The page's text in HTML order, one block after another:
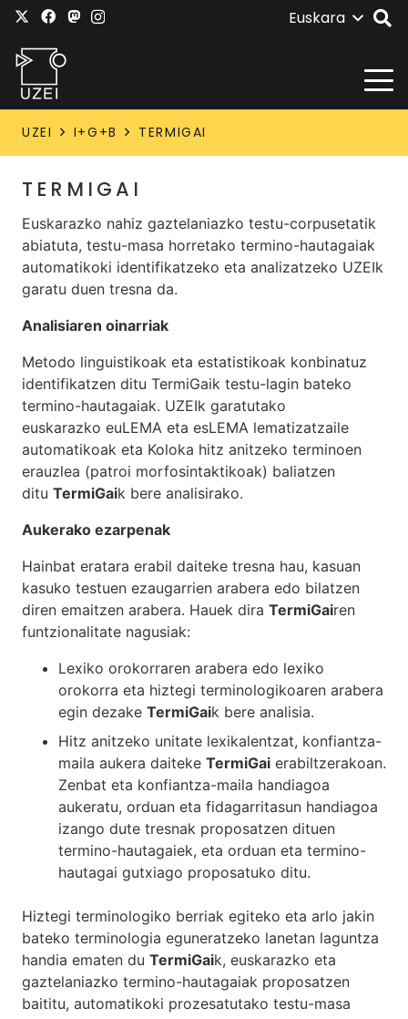
Euskara
UZEI I+G+B TERMIGAI
TERMIGAI
Euskarazko nahiz gaztelaniazko testu-corpusetatik
abiatuta, testu-masa horretako termino-hautagaiak
automatikoki identifikatzeko eta analizatzeko UZEIk
garatu duen tresna da.
Analisiaren oinarriak
Metodo linguistikoak eta estatistikoak konbinatuz
identifikatzen ditu TermiGaik testu-lagin bateko
termino-hautagaiak. UZEIk garatutako
euskarazko euLEMA eta esLEMA lematizatzaile
automatikoak eta Koloka hitz anitzeko terminoen
erauzlea (patroi morfosintaktikoak) baliatzen
ditu TermiGaik bere analisirako.
Aukerako ezarpenak
Hainbat eratara erabil daiteke tresna hau, kasuan
kasuko testuen ezaugarrien arabera edo bilatzen
diren emaitzen arabera. Hauek dira TermiGairen
funtzionalitate nagusiak:
Lexiko orokorraren arabera edo lexiko
orokorra eta hiztegi terminologikoaren arabera
egin dezake TermiGaik bere analisia.
Hitz anitzeko unitate lexikalentzat, konfiantza-
maila aukera daiteke TermiGai erabiltzerakoan.
Zenbat eta konfiantza-maila handiagoa
aukeratu, orduan eta fidagarritasun handiagoa
izango dute tresnak proposatzen dituen
termino-hautagaiek, eta orduan eta termino-
hautagai gutxiago proposatuko ditu.
Hiztegi terminologiko berriak egiteko eta arlo jakin
bateko terminologia eguneratzeko lanetan laguntza
handia ematen du TermiGaik, euskarazko eta
gaztelaniazko termino-hautagaiak proposatzen
baititu, automatikoki prozesatutako testu-masa